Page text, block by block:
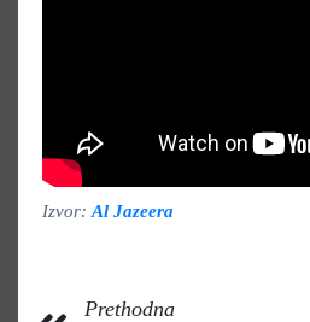
Izvor: Al Jazeera
Prethodna